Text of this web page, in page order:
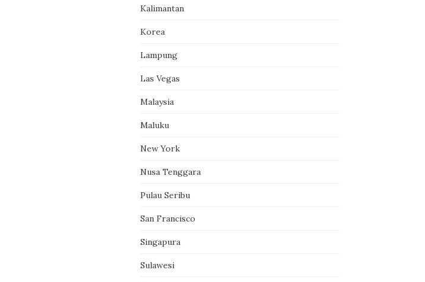
Kalimantan
Korea
Lampung
Las Vegas
Malaysia
Maluku
New York
Nusa Tenggara
Pulau Seribu
San Francisco
Singapura
Sulawesi